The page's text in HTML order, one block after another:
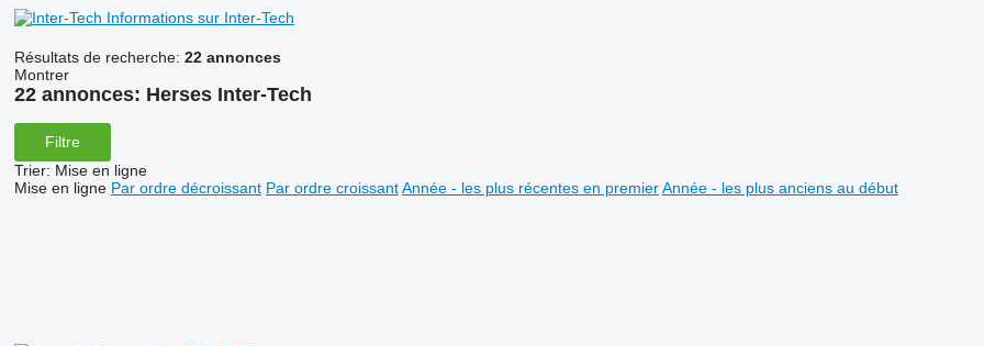
Informations sur Inter-Tech
Résultats de recherche: 22 annonces
Montrer
22 annonces: Herses Inter-Tech
Filtre
Trier: Mise en ligne
Mise en ligne Par ordre décroissant Par ordre croissant Année - les plus récentes en premier Année - les plus anciens au début